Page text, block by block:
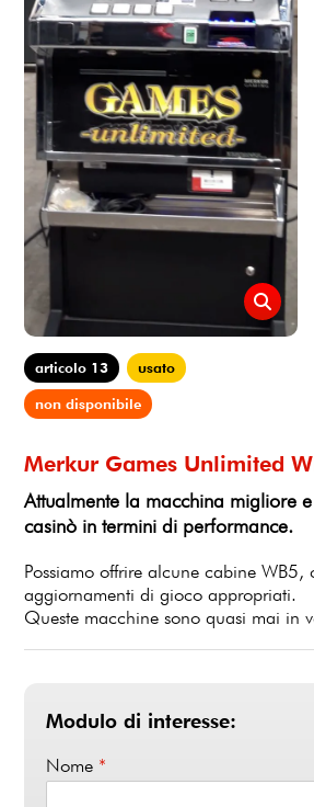
Merkur Games Unlimited
Attualmente la macchina migliore
casinò in termini di performance.
Possiamo offrire alcune cabine WB5,
aggiornamenti di gioco appropriati.
Queste macchine sono quasi mai in
Modulo di interesse:
Nome *
articolo 13 usato
non disponibile